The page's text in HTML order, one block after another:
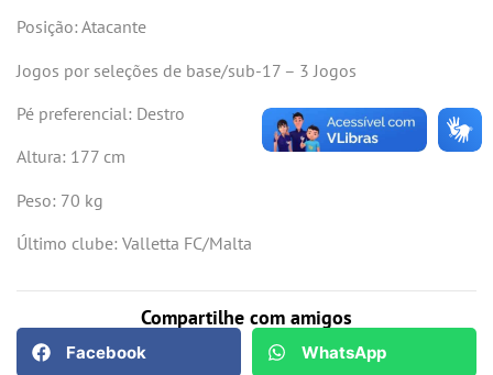
Posição: Atacante
Jogos por seleções de base/sub-17 – 3 Jogos
Pé preferencial: Destro
Altura: 177 cm
Peso: 70 kg
Último clube: Valletta FC/Malta
Compartilhe com amigos
Facebook WhatsApp